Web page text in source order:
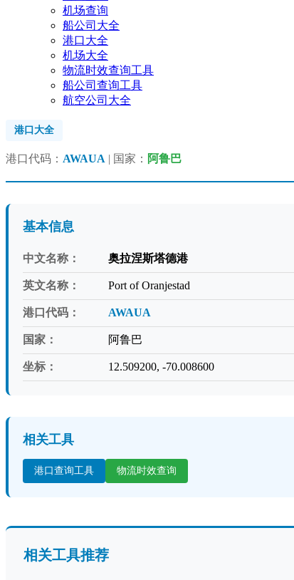
机场查询
船公司大全
港口大全
机场大全
物流时效查询工具
船公司查询工具
航空公司大全
港口大全
港口代码： AWAUA | 国家： 阿鲁巴
基本信息
中文名称： 奥拉涅斯塔德港
英文名称： Port of Oranjestad
港口代码： AWAUA
国家： 阿鲁巴
坐标： 12.509200, -70.008600
相关工具
港口查询工具 物流时效查询
相关工具推荐